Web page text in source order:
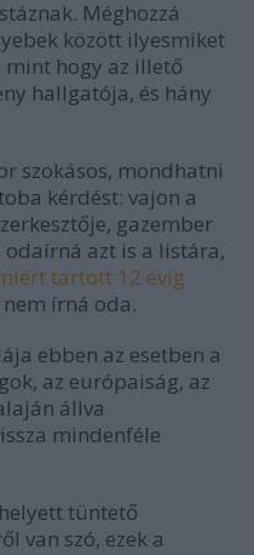
Méghozzá
között ilyesmiket
mint hogy az illető
hallgatója, és hány
szokásos, mondhatni
kérdést: vajon a
gazember
odaírná azt is a listára,
tartott 12 évig
nem írná oda.
ebben az esetben a
az európaiság, az
állva
mindenféle
tüntető
van szó, ezek a